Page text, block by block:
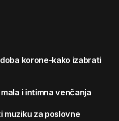
korone-kako izabrati
i intimna venčanja
muziku za poslovne